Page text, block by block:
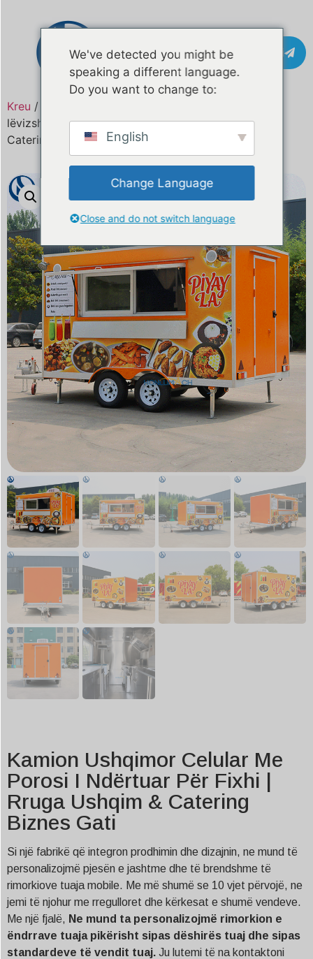
Kontakti
Kreu /
lëvizshëm i ndërtuar për Fixhi | Rruga Ushqim &
Catering Biznes Gati
Kamion Ushqimor Celular Me
Porosi I Ndërtuar Për Fixhi |
Rruga Ushqim & Catering
Biznes Gati
Si një fabrikë që integron prodhimin dhe dizajnin, ne mund të
personalizojmë pjesën e jashtme dhe të brendshme të
rimorkiove tuaja mobile. Me më shumë se 10 vjet përvojë, ne
jemi të njohur me rregulloret dhe kërkesat e shumë vendeve.
Me një fjalë, Ne mund ta personalizojmë rimorkion e
ëndrrave tuaja pikërisht sipas dëshirës tuaj dhe sipas
standardeve të vendit tuaj. Ju lutemi të na kontaktoni
We've detected you might be
speaking a different language.
Do you want to change to:
English
Change Language
Close and do not switch language